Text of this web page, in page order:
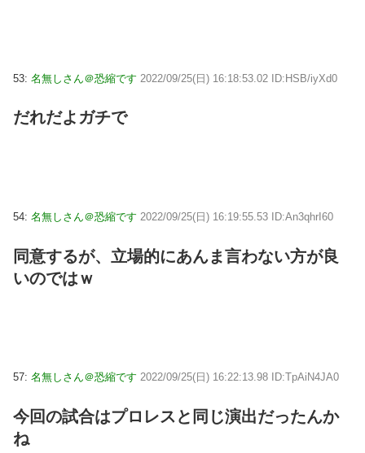
53: 名無しさん＠恐縮です 2022/09/25(日) 16:18:53.02 ID:HSB/iyXd0
だれだよガチで
54: 名無しさん＠恐縮です 2022/09/25(日) 16:19:55.53 ID:An3qhrI60
同意するが、立場的にあんま言わない方が良
いのではｗ
57: 名無しさん＠恐縮です 2022/09/25(日) 16:22:13.98 ID:TpAiN4JA0
今回の試合はプロレスと同じ演出だったんか
ね